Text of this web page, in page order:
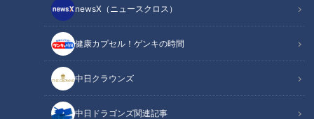
newsX（ニュースクロス）
健康カプセル！ゲンキの時間
中日クラウンズ
中日ドラゴンズ関連記事
2023/07/10 17:50